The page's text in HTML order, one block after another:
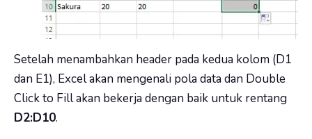
Setelah menambahkan header pada kedua kolom (D1
dan E1), Excel akan mengenali pola data dan Double
Click to Fill akan bekerja dengan baik untuk rentang
D2:D10.